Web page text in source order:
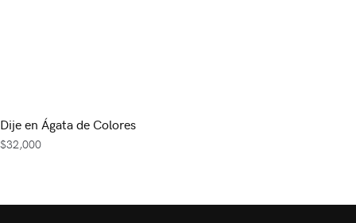
Dije en Ágata de Colores
$32,000